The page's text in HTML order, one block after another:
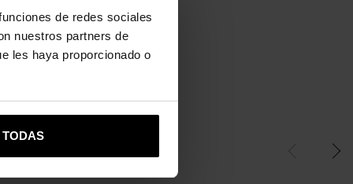
de redes sociales
nuestros partners de
les haya proporcionado o
TODAS
Ayuda